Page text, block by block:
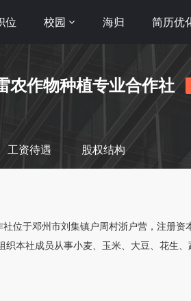
位 校园 海归 简历优
农作物种植专业合作社
工资待遇 股权结构
社位于邓州市刘集镇户周村浙户营，注册
本社成员从事小麦、玉米、大豆、花生